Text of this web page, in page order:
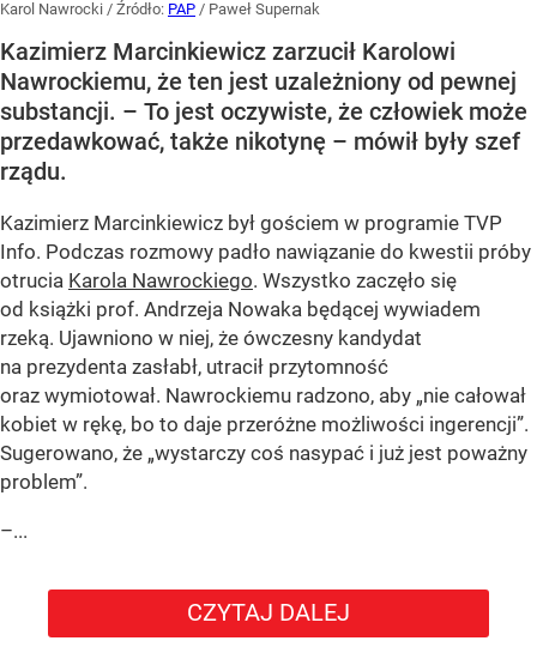
Karol Nawrocki / Źródło: PAP / Paweł Supernak
Kazimierz Marcinkiewicz zarzucił Karolowi
Nawrockiemu, że ten jest uzależniony od pewnej
substancji. – To jest oczywiste, że człowiek może
przedawkować, także nikotynę – mówił były szef
rządu.
Kazimierz Marcinkiewicz był gościem w programie TVP
Info. Podczas rozmowy padło nawiązanie do kwestii próby
otrucia Karola Nawrockiego. Wszystko zaczęło się
od książki prof. Andrzeja Nowaka będącej wywiadem
rzeką. Ujawniono w niej, że ówczesny kandydat
na prezydenta zasłabł, utracił przytomność
oraz wymiotował. Nawrockiemu radzono, aby „nie całował
kobiet w rękę, bo to daje przeróżne możliwości ingerencji”.
Sugerowano, że „wystarczy coś nasypać i już jest poważny
problem”.
–...
CZYTAJ DALEJ